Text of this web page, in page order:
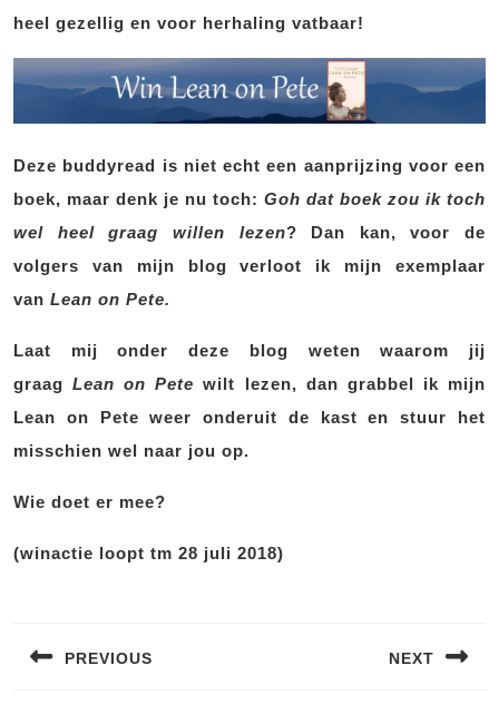
heel gezellig en voor herhaling vatbaar!
Deze buddyread is niet echt een aanprijzing voor een
boek, maar denk je nu toch: Goh dat boek zou ik toch
wel heel graag willen lezen? Dan kan, voor de
volgers van mijn blog verloot ik mijn exemplaar
van Lean on Pete.
Laat mij onder deze blog weten waarom jij
graagLean on Pete wilt lezen, dan grabbel ik mijn
Lean on Pete weer onderuit de kast en stuur het
misschien wel naar jou op.
Wie doet er mee?
(winactie loopt tm 28 juli 2018)
PREVIOUS NEXT